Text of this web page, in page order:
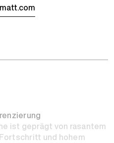
ist geprägt von rasantem
und hohem